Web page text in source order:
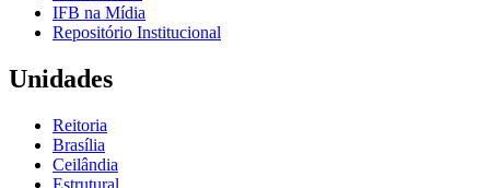
IFB na Mídia
Repositório Institucional
Unidades
Reitoria
Brasília
Ceilândia
Estrutural